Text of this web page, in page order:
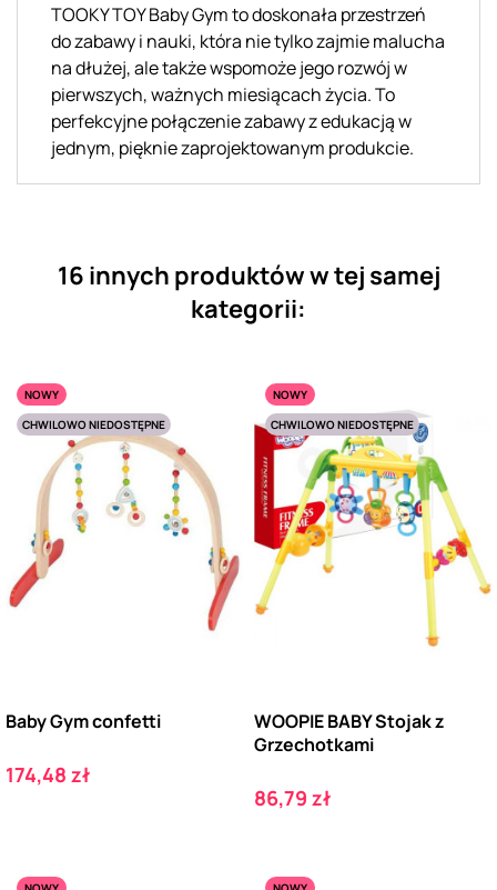
TOOKY TOY Baby Gym to doskonała przestrzeń
do zabawy i nauki, która nie tylko zajmie malucha
na dłużej, ale także wspomoże jego rozwój w
pierwszych, ważnych miesiącach życia. To
perfekcyjne połączenie zabawy z edukacją w
jednym, pięknie zaprojektowanym produkcie.
16 innych produktów w tej samej
kategorii:
NOWY
CHWILOWO NIEDOSTĘPNE
Baby Gym confetti
Cena
174,48 zł
NOWY
CHWILOWO NIEDOSTĘPNE
WOOPIE BABY Stojak z
Grzechotkami
Cena
86,79 zł